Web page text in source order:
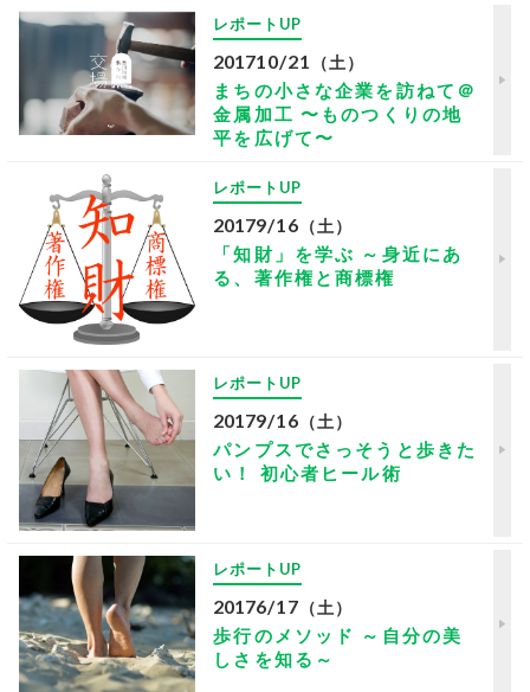
レポートUP
201710/21 （土）
まちの小さな企業を訪ねて＠
金属加工 〜ものつくりの地
平を広げて〜
レポートUP
20179/16 （土）
「知財」を学ぶ ～身近にあ
る、著作権と商標権
レポートUP
20179/16 （土）
パンプスでさっそうと歩きた
い！ 初心者ヒール術
レポートUP
20176/17 （土）
歩行のメソッド ～自分の美
しさを知る～